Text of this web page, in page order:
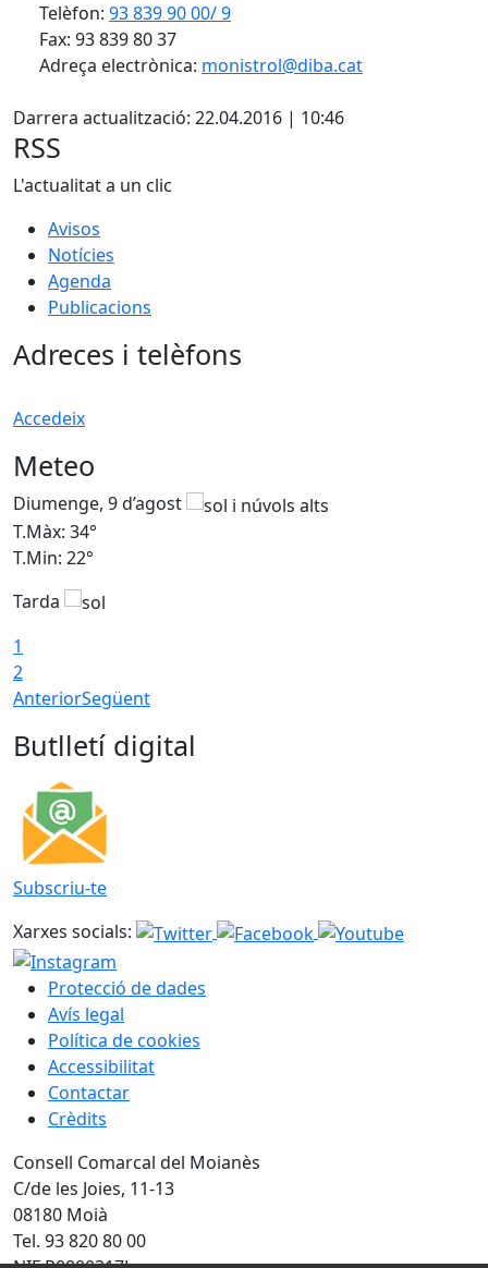
Telèfon: 93 839 90 00/ 9
Fax: 93 839 80 37
Adreça electrònica: monistrol@diba.cat
Darrera actualització: 22.04.2016 | 10:46
RSS
L'actualitat a un clic
Avisos
Notícies
Agenda
Publicacions
Adreces i telèfons
Accedeix
Meteo
Diumenge, 9 d’agost
T.Màx: 34°
T.Min: 22°
Tarda
1
2
AnteriorSegüent
Butlletí digital
Subscriu-te
Xarxes socials:
Protecció de dades
Avís legal
Política de cookies
Accessibilitat
Contactar
Crèdits
Consell Comarcal del Moianès
C/de les Joies, 11-13
08180 Moià
Tel. 93 820 80 00